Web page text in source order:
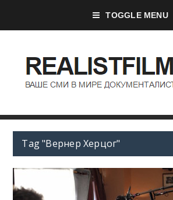
TOGGLE MENU
Tag "Вернер Херцог"